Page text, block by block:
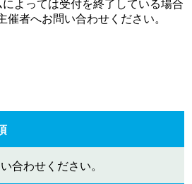
よっては受付を終了している場合
者へお問い合わせください。
合わせください。